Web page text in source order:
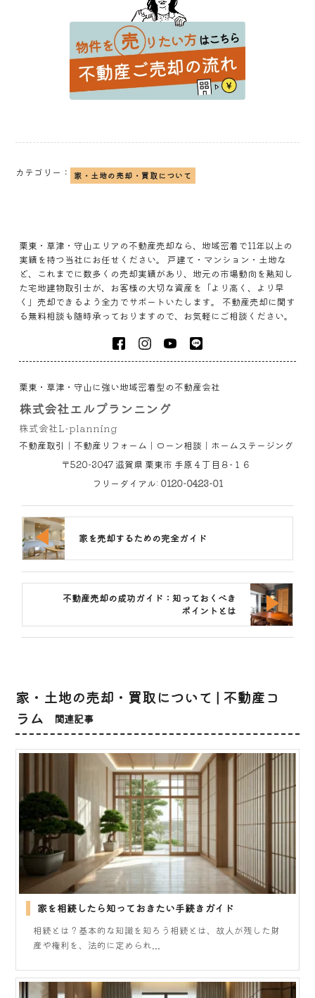
カテゴリー： 家・土地の売却・買取について
栗東・草津・守山エリアの不動産売却なら、地域密着で11年以上の
実績を持つ当社にお任せください。 戸建て・マンション・土地な
ど、これまでに数多くの売却実績があり、地元の市場動向を熟知し
た宅地建物取引士が、お客様の大切な資産を「より高く、より早
く」売却できるよう全力でサポートいたします。 不動産売却に関す
る無料相談も随時承っておりますので、お気軽にご相談ください。
栗東・草津・守山に強い地域密着型の不動産会社
株式会社エルプランニング
株式会社L-planning
不動産取引｜不動産リフォーム｜ローン相談｜ホームステージング
〒520-3047 滋賀県 栗東市 手原４丁目８−１６
フリーダイアル: 0120-0423-01
家を売却するための完全ガイド
不動産売却の成功ガイド：知っておくべき
ポイントとは
家・土地の売却・買取について | 不動産コ
ラム
関連記事
家を相続したら知っておきたい手続きガイド
相続とは？基本的な知識を知ろう相続とは、故人が残した財
産や権利を、法的に定められ...